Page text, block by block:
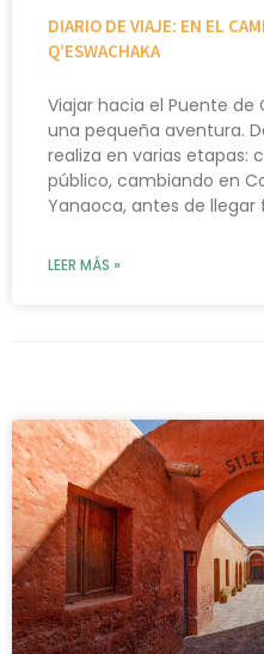
DIARIO DE VIAJE: EN EL
Q’ESWACHAKA
Viajar hacia el Puente de
una pequeña aventura.
realiza en varias etapas:
público, cambiando en
Yanaoca, antes de
LEER MÁS »